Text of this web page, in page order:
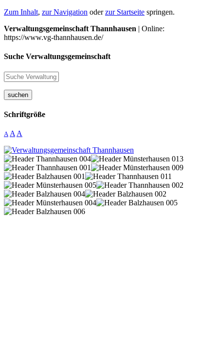
Zum Inhalt, zur Navigation oderzur Startseite springen.
Verwaltungsgemeinschaft Thannhausen | Online:
https://www.vg-thannhausen.de/
Suche Verwaltungsgemeinschaft
suchen
Schriftgröße
A A A